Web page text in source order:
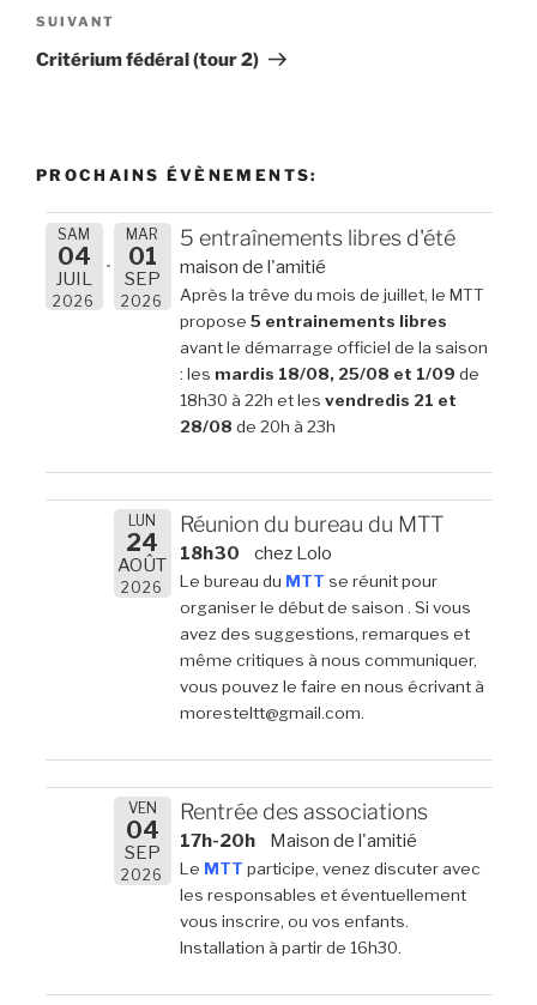
Article
suivant
SUIVANT
Critérium fédéral (tour 2)
PROCHAINS ÉVÈNEMENTS:
SAM
04
JUIL
2026
MAR
01
SEP
2026
5 entraînements libres d'été
maison de l'amitié
Après la trêve du mois de juillet, le MTT
propose 5 entrainements libres
avant le démarrage officiel de la saison
: les mardis 18/08, 25/08 et 1/09 de
18h30 à 22h et les vendredis 21 et
28/08 de 20h à 23h
LUN
24
AOÛT
2026
Réunion du bureau du MTT
18h30 chez Lolo
Le bureau du MTT se réunit pour
organiser le début de saison . Si vous
avez des suggestions, remarques et
même critiques à nous communiquer,
vous pouvez le faire en nous écrivant à
moresteltt@gmail.com.
VEN
04
SEP
2026
Rentrée des associations
17h-20h Maison de l'amitié
Le MTT participe, venez discuter avec
les responsables et éventuellement
vous inscrire, ou vos enfants.
Installation à partir de 16h30.